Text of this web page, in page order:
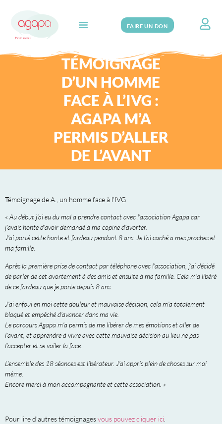
FAIRE UN DON
TÉMOIGNAGE
D’UN HOMME
FACE À L’IVG :
AGAPA M’A
PERMIS D’ALLER
DE L’AVANT
Témoignage de A., un homme face à l’IVG
« Au début j’ai eu du mal a prendre contact avec l’association Agapa car
j’avais honte d’avoir demandé à ma copine d’avorter.
J’ai porté cette honte et fardeau pendant 8 ans. Je l’ai caché a mes proches et
ma famille.
Après la première prise de contact par téléphone avec l’association, j’ai décidé
de parler de cet avortement à des amis et ensuite à ma famille. Cela m’a libéré
de ce fardeau que je porte depuis 8 ans.
J’ai enfoui en moi cette douleur et mauvaise décision, cela m’a totalement
bloqué et empêché d’avancer dans ma vie.
Le parcours Agapa m’a permis de me libérer de mes émotions et aller de
l’avant, et apprendre à vivre avec cette mauvaise décision au lieu ne pas
l’accepter et se voiler la face.
L’ensemble des 18 séances est libérateur. J’ai appris plein de choses sur moi
même.
Encore merci à mon accompagnante et cette association. »
Pour lire d’autres témoignagesvous pouvez cliquer ici